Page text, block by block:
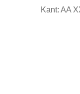
Kant: AA